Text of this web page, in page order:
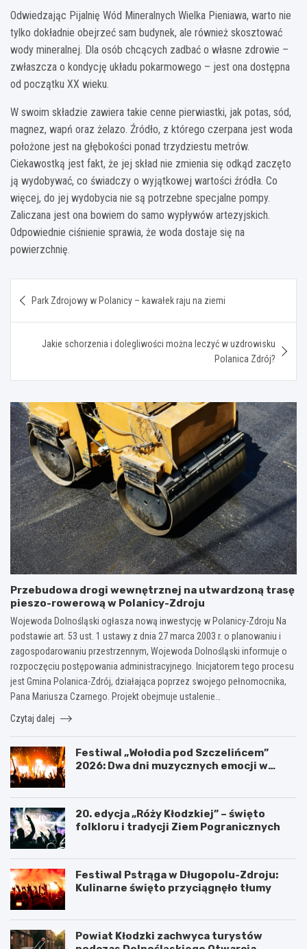
Odwiedzając Pijalnię Wód Mineralnych Wielka Pieniawa, warto nie
tylko dokładnie obejrzeć sam budynek, ale również skosztować
wody mineralnej. Dla osób chcących zadbać o własne zdrowie –
zwłaszcza o kondycję układu pokarmowego – jest ona dostępna
od początku XX wieku.
W swoim składzie zawiera takie cenne pierwiastki, jak potas, sód,
magnez, wapń oraz żelazo. Źródło, z którego czerpana jest woda
położone jest na głębokości ponad trzydziestu metrów.
Ciekawostką jest fakt, że jej skład nie zmienia się odkąd zaczęto
ją wydobywać, co świadczy o wyjątkowej wartości źródła. Co
więcej, do jej wydobycia nie są potrzebne specjalne pompy.
Zaliczana jest ona bowiem do samo wypływów artezyjskich.
Odpowiednie ciśnienie sprawia, że woda dostaje się na
powierzchnię.
wpisu
Park Zdrojowy w Polanicy – kawałek raju na ziemi
Jakie schorzenia i dolegliwości można leczyć w uzdrowisku
Polanica Zdrój?
Przebudowa drogi wewnętrznej na utwardzoną trasę
pieszo-rowerową w Polanicy-Zdroju
Wojewoda Dolnośląski ogłasza nową inwestycję w Polanicy-Zdroju Na
podstawie art. 53 ust. 1 ustawy z dnia 27 marca 2003 r. o planowaniu i
zagospodarowaniu przestrzennym, Wojewoda Dolnośląski informuje o
rozpoczęciu postępowania administracyjnego. Inicjatorem tego procesu
jest Gmina Polanica-Zdrój, działająca poprzez swojego pełnomocnika,
Pana Mariusza Czarnego. Projekt obejmuje ustalenie…
Czytaj dalej
Festiwal „Wołodia pod Szczelińcem”
2026: Dwa dni muzycznych emocji w
20. edycja „Róży Kłodzkiej” – święto
folkloru i tradycji Ziem Pogranicznych
Festiwal Pstrąga w Długopolu-Zdroju:
Kulinarne święto przyciągnęło tłumy
Powiat Kłodzki zachwyca turystów